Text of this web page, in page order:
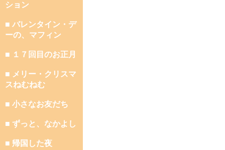
ション
■ バレンタイン・デ
ーの、マフィン
■ １７回目のお正月
■ メリー・クリスマ
スねむねむ
■ 小さなお友だち
■ ずっと、なかよし
■ 帰国した夜